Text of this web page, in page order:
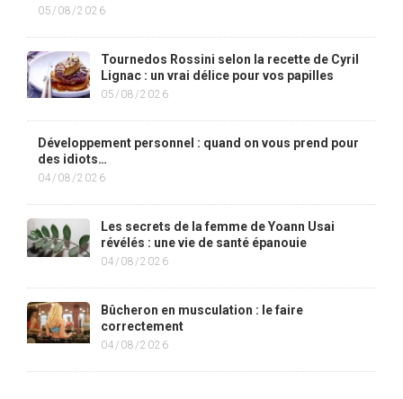
05/08/2026
Tournedos Rossini selon la recette de Cyril
Lignac : un vrai délice pour vos papilles
05/08/2026
Développement personnel : quand on vous prend pour
des idiots…
04/08/2026
Les secrets de la femme de Yoann Usai
révélés : une vie de santé épanouie
04/08/2026
Bûcheron en musculation : le faire
correctement
04/08/2026